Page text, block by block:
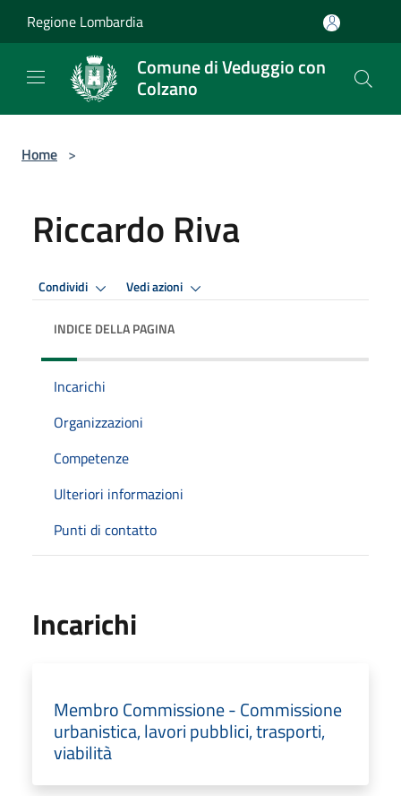
Regione Lombardia
Comune di Veduggio con
Colzano
Home >
Riccardo Riva
Condividi Vedi azioni
INDICE DELLA PAGINA
Incarichi
Organizzazioni
Competenze
Ulteriori informazioni
Punti di contatto
Incarichi
Membro Commissione - Commissione
urbanistica, lavori pubblici, trasporti,
viabilità